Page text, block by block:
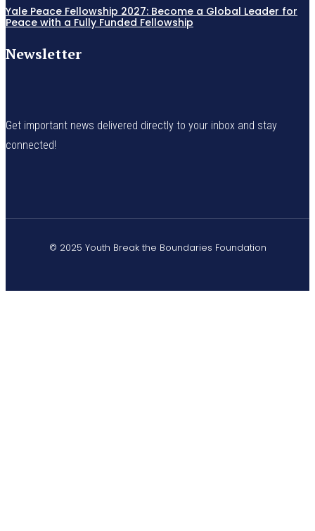
Yale Peace Fellowship 2027: Become a Global Leader for
Peace with a Fully Funded Fellowship
Newsletter
Get important news delivered directly to your inbox and stay
connected!
© 2025 Youth Break the Boundaries Foundation